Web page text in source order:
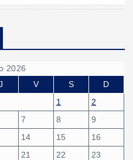
2026
V S
D
1
2
7 8
9
14 15
16
21 22
23